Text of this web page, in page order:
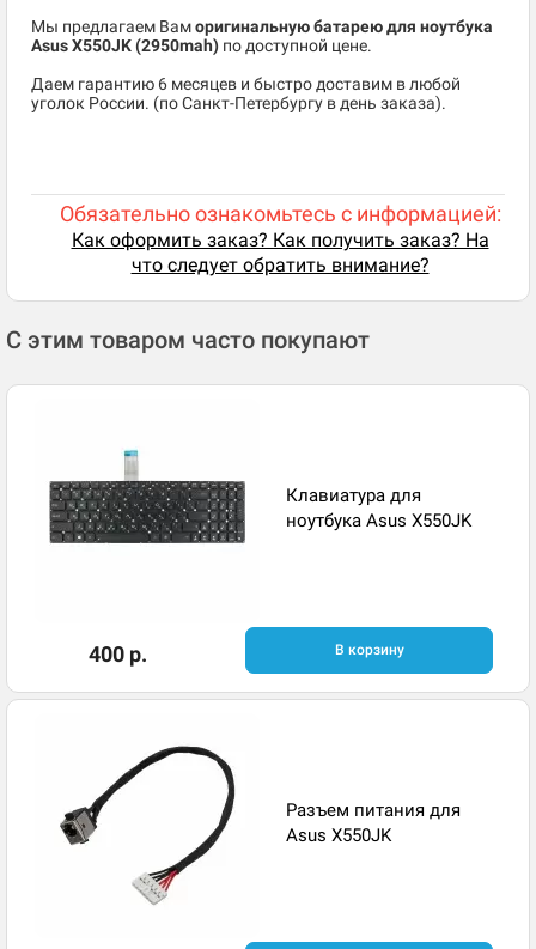
Мы предлагаем Ваморигинальную батарею для ноутбука
Asus X550JK (2950mah) по доступной цене.
Даем гарантию 6 месяцев и быстро доставим в любой
уголок России. (по Санкт-Петербургу в день заказа).
Обязательно ознакомьтесь с информацией:
Как оформить заказ? Как получить заказ? На
что следует обратить внимание?
С этим товаром часто покупают
Клавиатура для
ноутбука Asus X550JK
400 р. В корзину
Разъем питания для
Asus X550JK